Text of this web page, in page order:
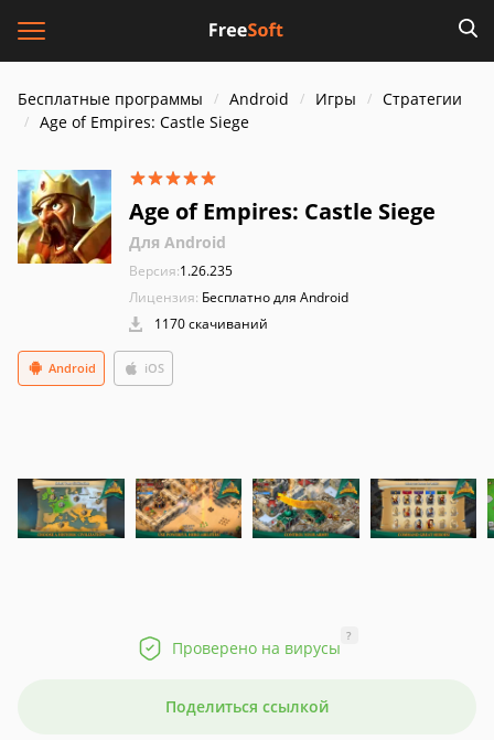
Бесплатные программы Android Игры
Стратегии
Age of Empires: Castle Siege
Age of Empires: Castle Siege
Для Android
Версия:1.26.235
Лицензия: Бесплатно для Android
1170 скачиваний
Android iOS
Проверено на вирусы
?
Поделиться ссылкой